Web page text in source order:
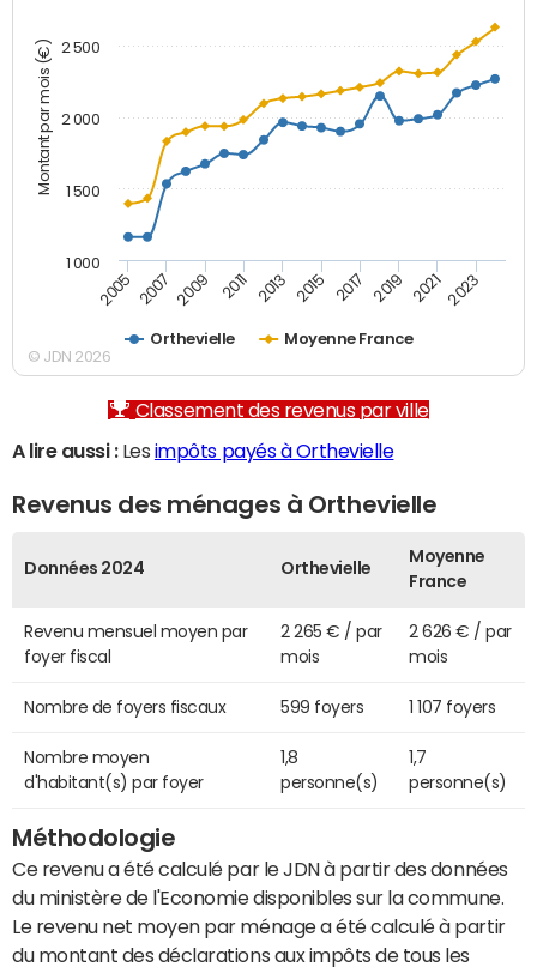
Montant par mois (€)
Orthevielle Moyenne France
2005 2007 2009 2011 2013 2015 2017 2019 2021 2023
1 000
1 500
2 000
2 500
© JDN 2026
Classement des revenus par ville
A lire aussi :Les impôts payés à Orthevielle
Revenus des ménages à Orthevielle
Données 2024 Orthevielle
Moyenne
France
Revenu mensuel moyen par
foyer fiscal
2 265 € / par
mois
2 626 € / par
mois
Nombre de foyers fiscaux 599 foyers 1 107 foyers
Nombre moyen
d'habitant(s) par foyer
1,8
personne(s)
1,7
personne(s)
Méthodologie
Ce revenu a été calculé par le JDN à partir des données
du ministère de l'Economie disponibles sur la commune.
Le revenu net moyen par ménage a été calculé à partir
du montant des déclarations aux impôts de tous les